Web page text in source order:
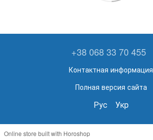
+38 068 33 70 455
Контактная информация
Полная версия сайта
Рус Укр
Online store built with Horoshop